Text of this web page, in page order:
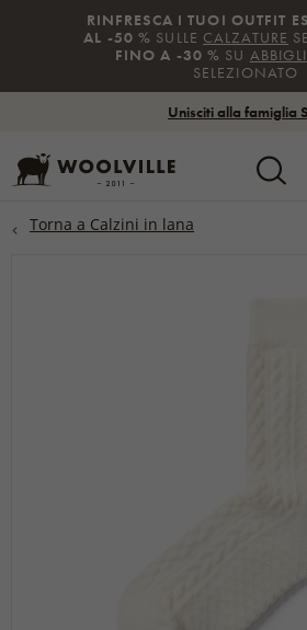
RINFRESCA I TUOI OUTFIT
AL -50 % SULLE CALZATURE
FINO A -30 % SU
SELEZIONATO
Unisciti alla famiglia